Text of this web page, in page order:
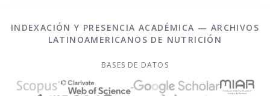
INDEXACIÓN Y PRESENCIA ACADÉMICA — ARCHIVOS
LATINOAMERICANOS DE NUTRICIÓN
BASES DE DATOS